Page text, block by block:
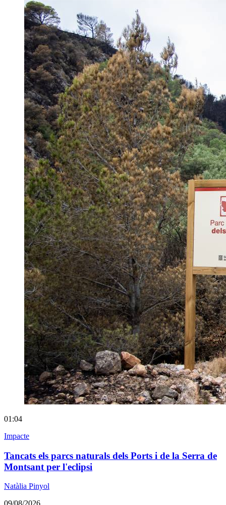
01:04
Impacte
Tancats els parcs naturals dels Ports i de la Serra de
Montsant per l'eclipsi
Natàlia Pinyol